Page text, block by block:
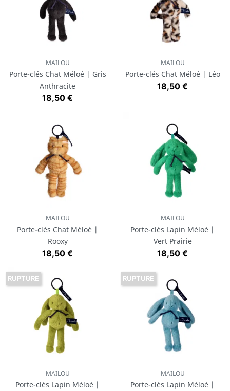
MAILOU
Porte-clés Chat Méloé | Gris
Anthracite
Prix
18,50 €
MAILOU
Porte-clés Chat Méloé | Léo
Prix
18,50 €
MAILOU
Porte-clés Chat Méloé |
Rooxy
Prix
18,50 €
MAILOU
Porte-clés Lapin Méloé |
Vert Prairie
Prix
18,50 €
MAILOU
Porte-clés Lapin Méloé |
RUPTURE
MAILOU
Porte-clés Lapin Méloé |
RUPTURE